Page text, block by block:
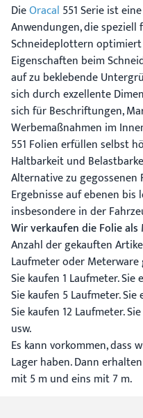
DieOracal 551 Serie ist
Anwendungen, die
Schneideplottern
Eigenschaften beim
auf zu beklebende
sich durch exzellente
sich für Beschriftungen,
Werbemaßnahmen im
551 Folien erfüllen selbst
Haltbarkeit und
Alternative zu gegossenen
Ergebnisse auf ebenen
insbesondere in der
Wir verkaufen die Folie als
Anzahl der gekauften
Laufmeter oder
Sie kaufen 1 Laufmeter.
Sie kaufen 5 Laufmeter.
Sie kaufen 12 Laufmeter.
usw.
Es kann vorkommen, dass
Lager haben. Dann
mit 5 m und eins mit 7 m.